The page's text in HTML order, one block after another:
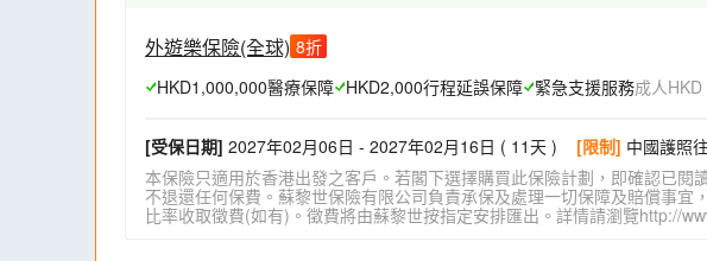
外遊樂保險(全球) 8折
HKD1,000,000醫療保障 HKD2,000行程延誤保障 緊急支援服務成人
[受保日期] 2027年02月06日 - 2027年02月16日 ( 11天 ) [限制] 中國護照
本保險只適用於香港出發之客戶。若閣下選擇購買此保險計劃，即確認已
不退還任何保費。蘇黎世保險有限公司負責承保及處理一切保障及賠償事
比率收取徵費(如有)。徵費將由蘇黎世按指定安排匯出。詳情請瀏覽http://